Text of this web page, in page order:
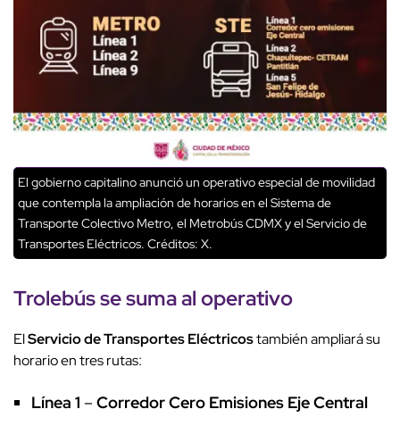
El gobierno capitalino anunció un operativo especial de movilidad
que contempla la ampliación de horarios en el Sistema de
Transporte Colectivo Metro, el Metrobús CDMX y el Servicio de
Transportes Eléctricos. Créditos: X.
Trolebússe suma aloperativo
ElServicio de Transportes Eléctricostambién ampliará su
horario en tres rutas:
Línea 1 – Corredor Cero Emisiones Eje Central